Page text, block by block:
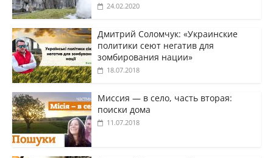
24.02.2020
Дмитрий Соломчук: «Украинские
политики сеют негатив для
зомбирования нации»
18.07.2018
Миссия — в село, часть вторая:
поиски дома
11.07.2018